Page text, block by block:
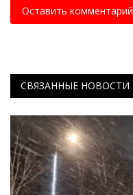
Оставить комментарий
СВЯЗАННЫЕ НОВОСТИ